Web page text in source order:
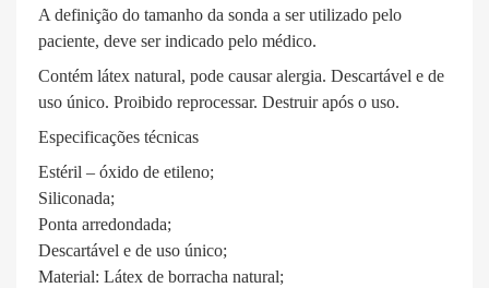
A definição do tamanho da sonda a ser utilizado pelo
paciente, deve ser indicado pelo médico.
Contém látex natural, pode causar alergia. Descartável e de
uso único. Proibido reprocessar. Destruir após o uso.
Especificações técnicas
Estéril – óxido de etileno;
Siliconada;
Ponta arredondada;
Descartável e de uso único;
Material: Látex de borracha natural;